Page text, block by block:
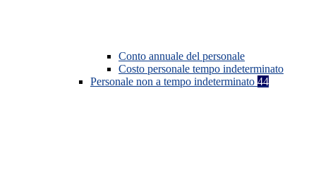
Conto annuale del personale
Costo personale tempo indeterminato
Personale non a tempo indeterminato 44